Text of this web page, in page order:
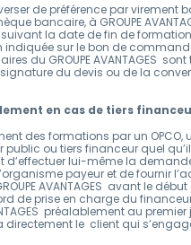
de préférence par virement
bancaire, à GROUPE
suivant la date de fin de
sur le bon de
du GROUPE AVANTAGES
du devis ou de la
en cas de tiers
des formations par un OPCO,
ou tiers financeur quel qu’il
d’effectuer lui-même la
payeur et de fournir
AVANTAGES avant le
de prise en charge du
préalablement au
le client qui